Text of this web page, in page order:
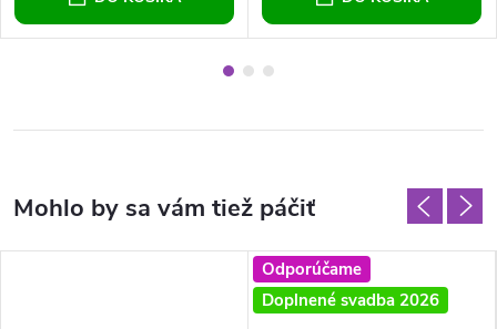
Odporúčame
Doplnené svadba 2026